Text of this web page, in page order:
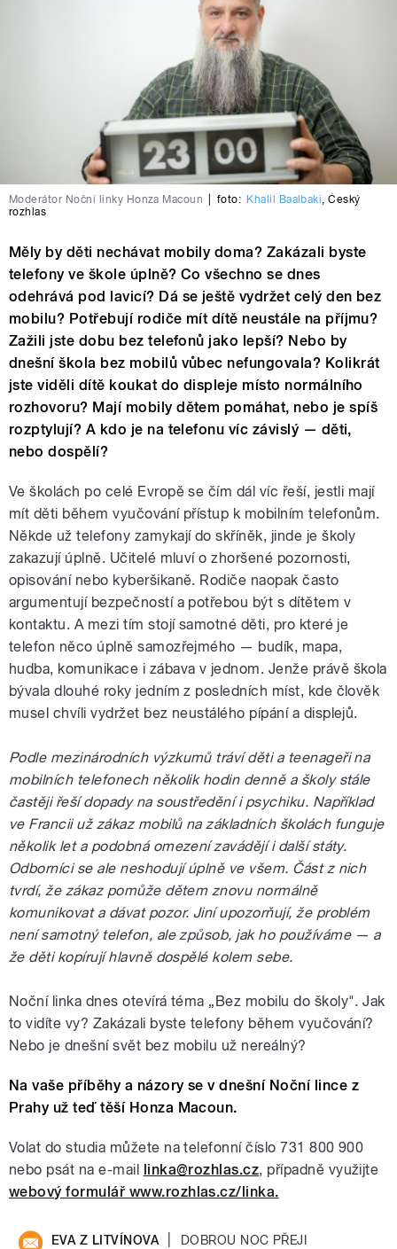
Moderátor Noční linky Honza Macoun foto: Khalil Baalbaki,Český
rozhlas
Měly by děti nechávat mobily doma? Zakázali byste
telefony ve škole úplně? Co všechno se dnes
odehrává pod lavicí? Dá se ještě vydržet celý den bez
mobilu? Potřebují rodiče mít dítě neustále na příjmu?
Zažili jste dobu bez telefonů jako lepší? Nebo by
dnešní škola bez mobilů vůbec nefungovala? Kolikrát
jste viděli dítě koukat do displeje místo normálního
rozhovoru? Mají mobily dětem pomáhat, nebo je spíš
rozptylují? A kdo je na telefonu víc závislý — děti,
nebo dospělí?
Ve školách po celé Evropě se čím dál víc řeší, jestli mají
mít děti během vyučování přístup k mobilním telefonům.
Někde už telefony zamykají do skříněk, jinde je školy
zakazují úplně. Učitelé mluví o zhoršené pozornosti,
opisování nebo kyberšikaně. Rodiče naopak často
argumentují bezpečností a potřebou být s dítětem v
kontaktu. A mezi tím stojí samotné děti, pro které je
telefon něco úplně samozřejmého — budík, mapa,
hudba, komunikace i zábava v jednom. Jenže právě škola
bývala dlouhé roky jedním z posledních míst, kde člověk
musel chvíli vydržet bez neustálého pípání a displejů.
Podle mezinárodních výzkumů tráví děti a teenageři na
mobilních telefonech několik hodin denně a školy stále
častěji řeší dopady na soustředění i psychiku. Například
ve Francii už zákaz mobilů na základních školách funguje
několik let a podobná omezení zavádějí i další státy.
Odborníci se ale neshodují úplně ve všem. Část z nich
tvrdí, že zákaz pomůže dětem znovu normálně
komunikovat a dávat pozor. Jiní upozorňují, že problém
není samotný telefon, ale způsob, jak ho používáme — a
že děti kopírují hlavně dospělé kolem sebe.
Noční linka dnes otevírá téma „Bez mobilu do školy". Jak
to vidíte vy? Zakázali byste telefony během vyučování?
Nebo je dnešní svět bez mobilu už nereálný?
Na vaše příběhy a názory se v dnešní Noční lince z
Prahy už teď těší Honza Macoun.
Volat do studia můžete na telefonní číslo 731 800 900
nebo psát na e-mail linka@rozhlas.cz, případně využijte
webový formulář www.rozhlas.cz/linka.
EVA Z LITVÍNOVA
DOBROU NOC PŘEJI